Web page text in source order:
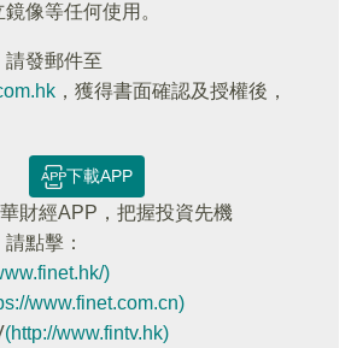
像等任何使用。
請發郵件至
，獲得書面確認及授權後，
下載APP
財經APP，把握投資先機
點擊：
)
www.finet.com.cn)
(http://www.fintv.hk)